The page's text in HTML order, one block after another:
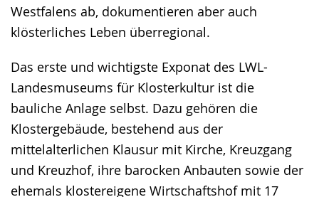
Westfalens ab, dokumentieren aber auch
klösterliches Leben überregional.
Das erste und wichtigste Exponat des LWL-
Landesmuseums für Klosterkultur ist die
bauliche Anlage selbst. Dazu gehören die
Klostergebäude, bestehend aus der
mittelalterlichen Klausur mit Kirche, Kreuzgang
und Kreuzhof, ihre barocken Anbauten sowie der
ehemals klostereigene Wirtschaftshof mit 17